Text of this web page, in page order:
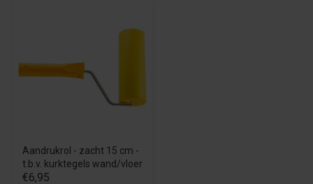
Aandrukrol - zacht 15 cm -
t.b.v. kurktegels wand/vloer
€6,95